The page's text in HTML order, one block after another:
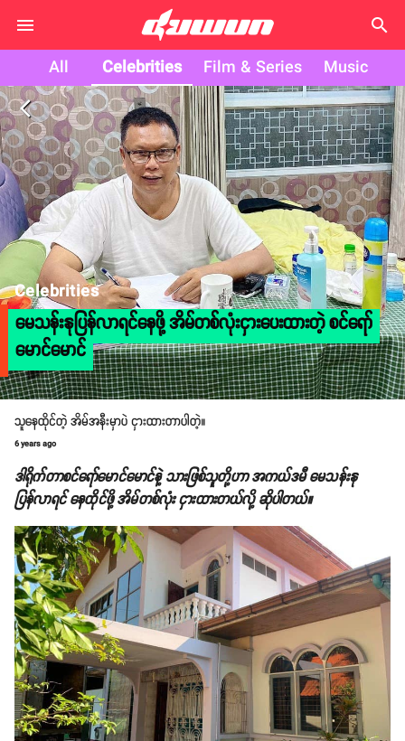
search
All Celebrities Film & Series Music
arrow_back_ios
Celebrities
မေသန်းနုပြန်လာရင်နေဖို့ အိမ်တစ်လုံးငှားပေးထားတဲ့ စင်ရော်
မောင်မောင်
သူနေထိုင်တဲ့ အိမ်အနီးမှာပဲ ငှားထားတာပါတဲ့။
6 years ago
ဒါရိုက်တာစင်ရော်မောင်မောင်နဲ့ သားဖြစ်သူတို့ဟာ အကယ်ဒမီ မေသန်းနု
ပြန်လာရင် နေထိုင်ဖို့ အိမ်တစ်လုံး ငှားထားတယ်လို့ ဆိုပါတယ်။